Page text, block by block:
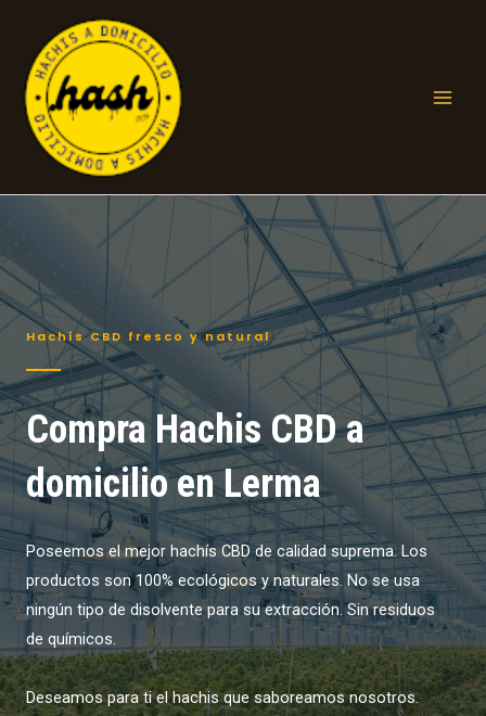
contenido
Hachís CBD fresco y natural
Compra Hachis CBD a
domicilio en Lerma
Poseemos el mejor hachís CBD de calidad suprema. Los
productos son 100% ecológicos y naturales. No se usa
ningún tipo de disolvente para su extracción. Sin residuos
de químicos.
Deseamos para ti el hachis que saboreamos nosotros.